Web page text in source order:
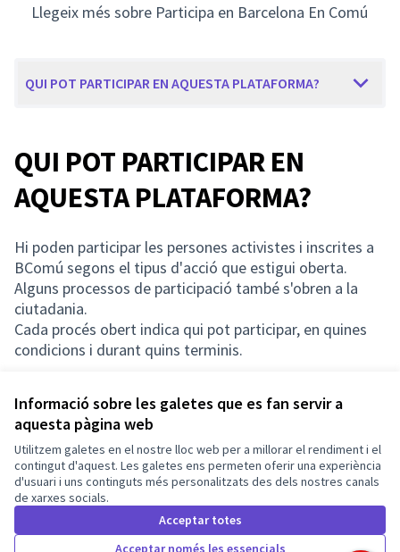
Informació sobre les galetes que es fan servir a
aquesta pàgina web
Utilitzem galetes en el nostre lloc web per a millorar el rendiment i el
contingut d'aquest. Les galetes ens permeten oferir una experiència
d'usuari i uns continguts més personalitzats des dels nostres canals
de xarxes socials.
Acceptar totes
Acceptar només les essencials
Llegeix més sobre Participa en Barcelona En Comú
QUI POT PARTICIPAR EN AQUESTA PLATAFORMA?
QUI POT PARTICIPAR EN
AQUESTA PLATAFORMA?
Hi poden participar les persones activistes i inscrites a
BComú segons el tipus d'acció que estigui oberta.
Alguns processos de participació també s'obren a la
ciutadania.
Cada procés obert indica qui pot participar, en quines
condicions i durant quins terminis.
Termes i condicions d'ús
Configuració de les galetes
Barcelona En Comú a X
(Enllaç extern)
Barcelona En Comú a Facebook
(Enllaç extern)
Barcelona En Comú a Instagram
(Enllaç extern)
Barcelona En Comú a YouTube
(Enllaç extern)
Català
Triar la llenguaElegir el idioma